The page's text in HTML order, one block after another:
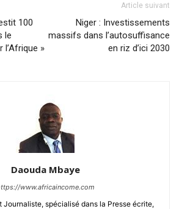
100
le
l’Afrique »
Article suivant
Niger : Investissements
massifs dans l’autosuffisance
en riz d’ici 2030
Daouda Mbaye
www.africaincome.com
Journaliste, spécialisé dans la Presse écrite,